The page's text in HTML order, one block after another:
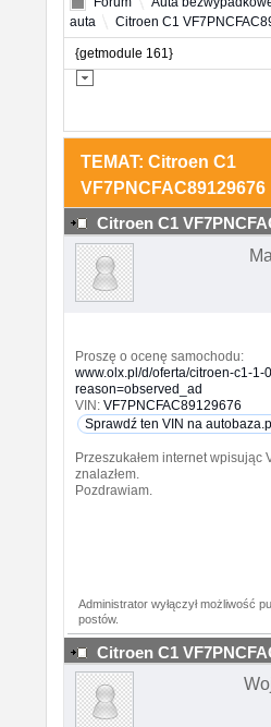
auta
Citroen C1
{getmodule 161}
TEMAT: Citroen C1
VF7PNCFAC89129676
Citroen C1
Proszę o ocenę samochodu:
www.olx.pl/d/oferta/citroen-c1-1-
reason=observed_ad
VIN: VF7PNCFAC89129676
Sprawdź ten VIN na
Przeszukałem internet wpisując
znalazłem.
Pozdrawiam.
Administrator wyłączył możliwość
postów.
Citroen C1